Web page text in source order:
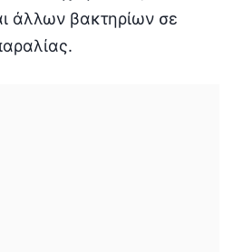
άλλων βακτηρίων σε